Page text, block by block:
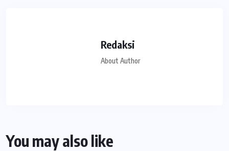
Redaksi
About Author
You may also like